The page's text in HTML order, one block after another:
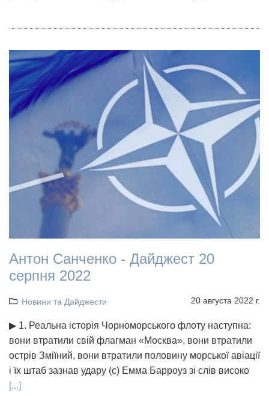
Антон Санченко - Дайджест 20
серпня 2022
Новини та Дайджести 20 августа 2022 г.
▶ 1. Реальна історія Чорноморського флоту наступна:
вони втратили свій флагман «Москва», вони втратили
острів Зміїний, вони втратили половину морської авіації
і їх штаб зазнав удару (с) Емма Барроуз зі слів високо
[...]